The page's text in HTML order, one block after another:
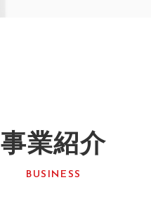
事業紹介
BUSINESS